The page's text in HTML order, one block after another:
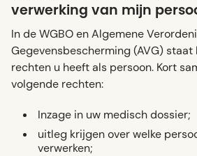
verwerking van mijn
In de WGBO en Algemene
Gegevensbescherming (AVG) staat
rechten u heeft als persoon. Kort
volgende rechten:
Inzage in uw medisch dossier;
uitleg krijgen over welke
verwerken;